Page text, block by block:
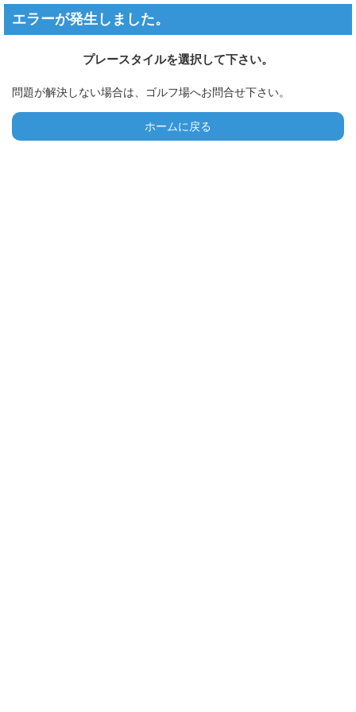
エラーが発生しました。
プレースタイルを選択して下さい。
問題が解決しない場合は、ゴルフ場へお問合せ下さい。
ホームに戻る